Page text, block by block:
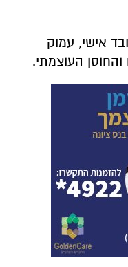
אישי, עמוק
העוצמתי.